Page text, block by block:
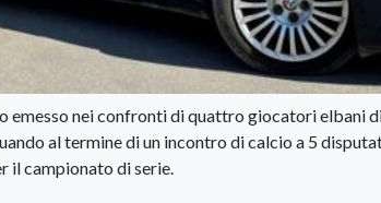
emesso nei confronti di quattro giocatori elbani
al termine di un incontro di calcio a 5
il campionato di serie.